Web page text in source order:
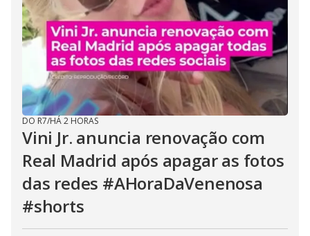
DO R7/HÁ 2 HORAS
Vini Jr. anuncia renovação com
Real Madrid após apagar as fotos
das redes #AHoraDaVenenosa
#shorts